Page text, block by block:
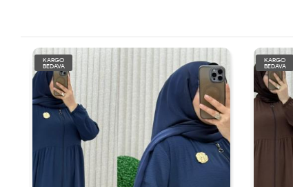
KARGO
BEDAVA
KARGO
BEDAVA